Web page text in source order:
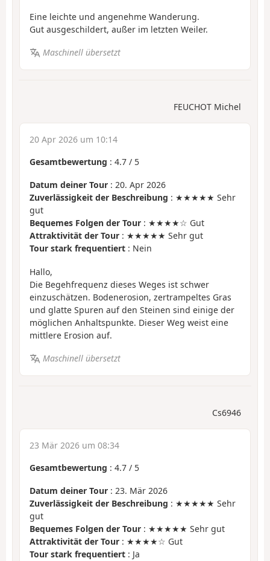
Eine leichte und angenehme Wanderung.
Gut ausgeschildert, außer im letzten Weiler.
Maschinell übersetzt
FEUCHOT Michel
20 Apr 2026 um 10:14
Gesamtbewertung : 4.7 / 5
Datum deiner Tour : 20. Apr 2026
Zuverlässigkeit der Beschreibung : ★★★★★ Sehr
gut
Bequemes Folgen der Tour : ★★★★☆ Gut
Attraktivität der Tour : ★★★★★ Sehr gut
Tour stark frequentiert : Nein
Hallo,
Die Begehfrequenz dieses Weges ist schwer
einzuschätzen. Bodenerosion, zertrampeltes Gras
und glatte Spuren auf den Steinen sind einige der
möglichen Anhaltspunkte. Dieser Weg weist eine
mittlere Erosion auf.
Maschinell übersetzt
Cs6946
23 Mär 2026 um 08:34
Gesamtbewertung : 4.7 / 5
Datum deiner Tour : 23. Mär 2026
Zuverlässigkeit der Beschreibung : ★★★★★ Sehr
gut
Bequemes Folgen der Tour : ★★★★★ Sehr gut
Attraktivität der Tour : ★★★★☆ Gut
Tour stark frequentiert : Ja